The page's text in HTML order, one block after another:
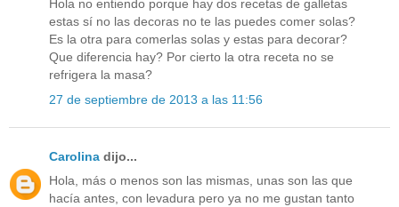
Hola no entiendo porque hay dos recetas de galletas
estas sí no las decoras no te las puedes comer solas?
Es la otra para comerlas solas y estas para decorar?
Que diferencia hay? Por cierto la otra receta no se
refrigera la masa?
27 de septiembre de 2013 a las 11:56
Carolina dijo...
Hola, más o menos son las mismas, unas son las que
hacía antes, con levadura pero ya no me gustan tanto